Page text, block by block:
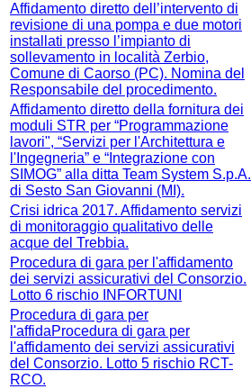
Affidamento diretto dell’intervento di
revisione di una pompa e due motori
installati presso l’impianto di
sollevamento in località Zerbio,
Comune di Caorso (PC). Nomina del
Responsabile del procedimento.
Affidamento diretto della fornitura dei
moduli STR per “Programmazione
lavori", “Servizi per l'Architettura e
l'Ingegneria” e “Integrazione con
SIMOG” alla ditta Team System S.p.A.
di Sesto San Giovanni (MI).
Crisi idrica 2017. Affidamento servizi
di monitoraggio qualitativo delle
acque del Trebbia.
Procedura di gara per l'affidamento
dei servizi assicurativi del Consorzio.
Lotto 6 rischio INFORTUNI
Procedura di gara per
l'affidaProcedura di gara per
l'affidamento dei servizi assicurativi
del Consorzio. Lotto 5 rischio RCT-
RCO.